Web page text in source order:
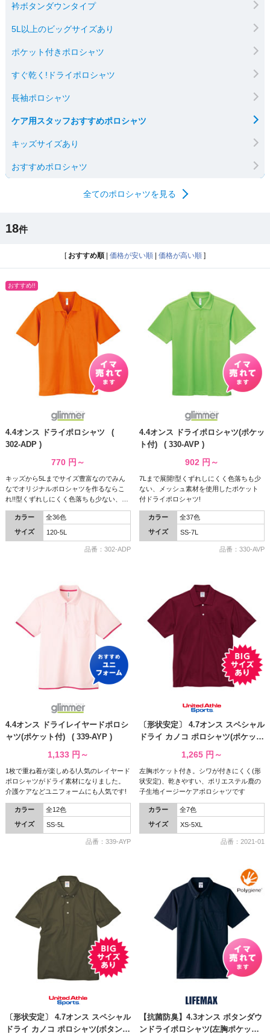
衿ボタンダウンタイプ
5L以上のビッグサイズあり
ポケット付きポロシャツ
すぐ乾く!ドライポロシャツ
長袖ポロシャツ
ケア用スタッフおすすめポロシャツ
キッズサイズあり
おすすめポロシャツ
全てのポロシャツを見る
18件
[ おすすめ順 価格が安い順 価格が高い順 ]
4.4オンス ドライポロシャツ (
302-ADP )
770 円～
キッズから5Lまでサイズ豊富なのでみん
なでオリジナルポロシャツを作るならこ
れ!!型くずれしにくく色落ちも少ない、メ
ッシュ素材のドライポロシャツ。
カラー
全36色
サイズ
120-5L
品番：302-ADP
4.4オンス ドライポロシャツ(ポケッ
ト付) ( 330-AVP )
902 円～
7Lまで展開!型くずれしにくく色落ちも少
ない、メッシュ素材を使用したポケット
付ドライポロシャツ!
カラー
全37色
サイズ
SS-7L
品番：330-AVP
4.4オンス ドライレイヤードポロシ
ャツ(ポケット付) ( 339-AYP )
1,133 円～
1枚で重ね着が楽しめる!人気のレイヤード
ポロシャツがドライ素材になりました。
介護ケアなどユニフォームにも人気です!
カラー
全12色
サイズ
SS-5L
品番：339-AYP
〔形状安定〕 4.7オンス スペシャル
ドライ カノコ ポロシャツ(ポケット
1,265 円～
左胸ポケット付き。シワが付きにくく(形
状安定)、乾きやすい、ポリエステル鹿の
子生地イージーケアポロシャツです
カラー
全7色
サイズ
XS-5XL
品番：2021-01
〔形状安定〕 4.7オンス スペシャル
ドライ カノコ ポロシャツ(ボタンダ
【抗菌防臭】4.3オンス ボタンダウ
ンドライポロシャツ(左胸ポケット